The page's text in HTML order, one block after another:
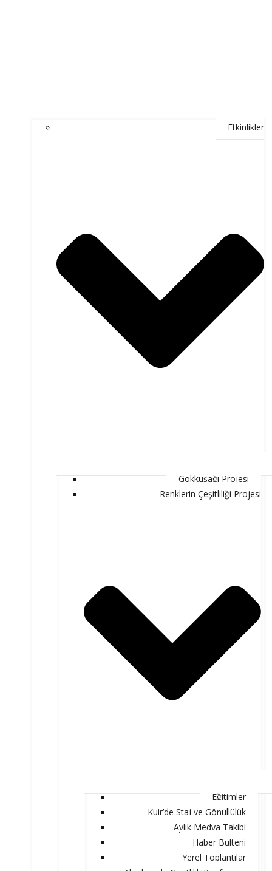
Etkinlikler
Gökkuşağı Projesi
Renklerin Çeşitliliği Projesi
Eğitimler
Kuir’de Staj ve Gönüllülük
Aylık Medya Takibi
Haber Bülteni
Yerel Toplantılar